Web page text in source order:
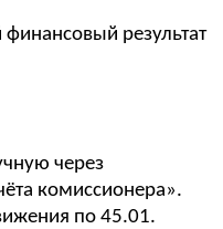
результат
через
комиссионера».
по 45.01.